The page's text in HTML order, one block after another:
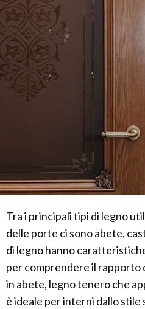
Tra i principali tipi di legno
delle porte ci sono abete,
di legno hanno
per comprendere il rapporto
in abete, legno tenero che
è ideale per interni dallo stile